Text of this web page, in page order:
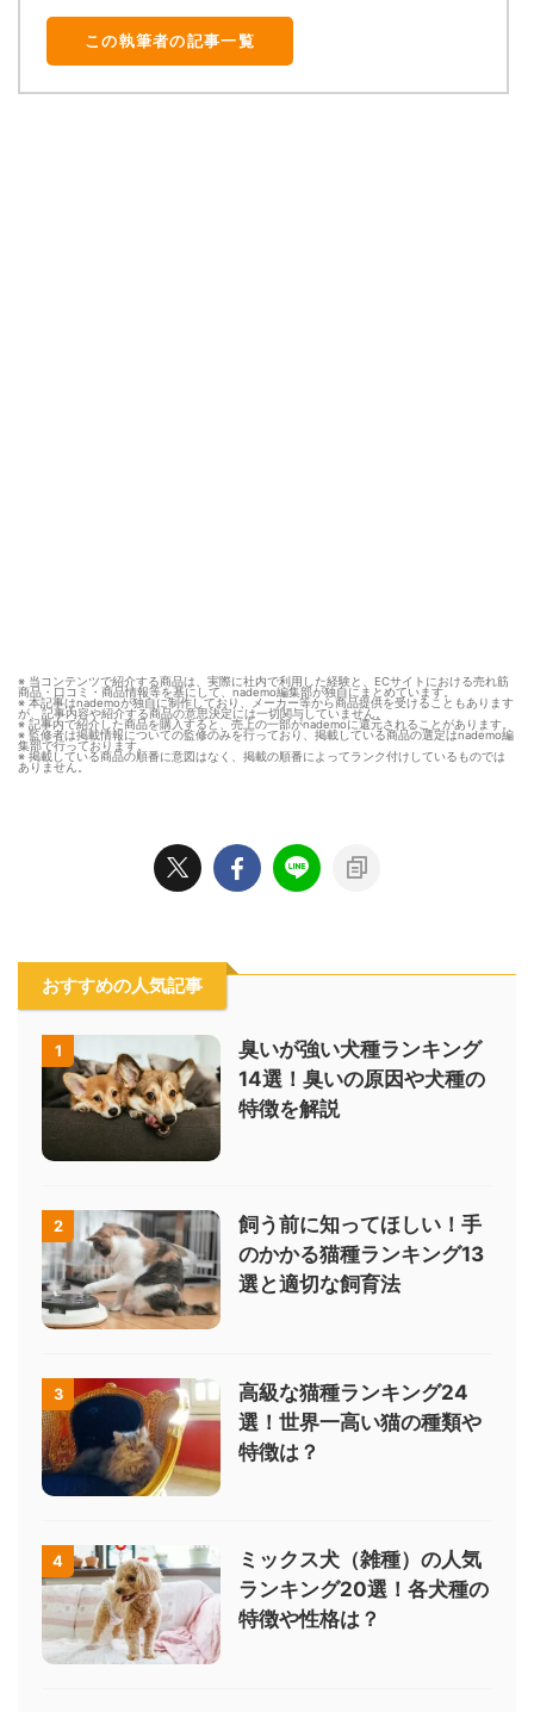
この執筆者の記事一覧
※ 当コンテンツで紹介する商品は、実際に社内で利用した経験と、ECサイトにおける売れ筋
商品・口コミ・商品情報等を基にして、nademo編集部が独自にまとめています。
※ 本記事はnademoが独自に制作しており、メーカー等から商品提供を受けることもあります
が、記事内容や紹介する商品の意思決定には一切関与していません。
※ 記事内で紹介した商品を購入すると、売上の一部がnademoに還元されることがあります。
※ 監修者は掲載情報についての監修のみを行っており、掲載している商品の選定はnademo編
集部で行っております。
※ 掲載している商品の順番に意図はなく、掲載の順番によってランク付けしているものでは
ありません。
おすすめの人気記事
1
臭いが強い犬種ランキング
14選！臭いの原因や犬種の
特徴を解説
2
飼う前に知ってほしい！手
のかかる猫種ランキング13
選と適切な飼育法
3
高級な猫種ランキング24
選！世界一高い猫の種類や
特徴は？
4
ミックス犬（雑種）の人気
ランキング20選！各犬種の
特徴や性格は？